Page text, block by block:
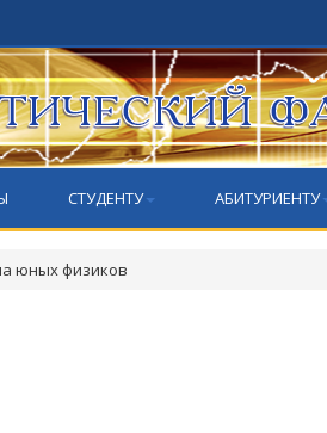
СТУДЕНТУ АБИТУРИЕНТУ
юных физиков